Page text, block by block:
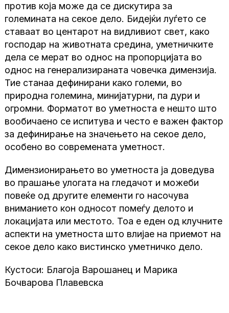
против која може да се дискутира за
големината на секое дело. Бидејќи луѓето се
ставаат во центарот на видливиот свет, како
господар на животната средина, уметничките
дела се мерат во однос на пропорцијата во
однос на генерализираната човечка димензија.
Тие станаа дефинирани како големи, во
природна големина, минијатурни, па дури и
огромни. Форматот во уметноста е нешто што
вообичаено се испитува и често е важен фактор
за дефинирање на значењето на секое дело,
особено во современата уметност.
Димензионирањето во уметноста ја доведува
во прашање улогата на гледачот и можеби
повеќе од другите елементи го насочува
вниманието кон односот помеѓу делото и
локацијата или местото. Тоа е еден од клучните
аспекти на уметноста што влијае на приемот на
секое дело како вистинско уметничко дело.
Кустоси: Благоја Варошанец и Марика
Бочварова Плавевска